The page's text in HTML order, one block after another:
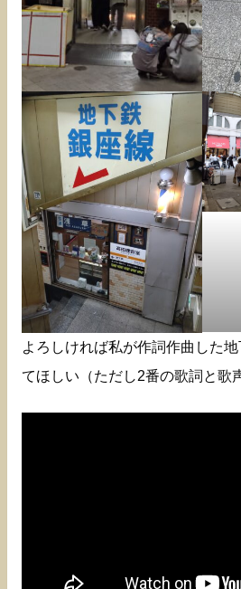
よろしければ私が作詞作曲した
てほしい（ただし2番の歌詞と歌